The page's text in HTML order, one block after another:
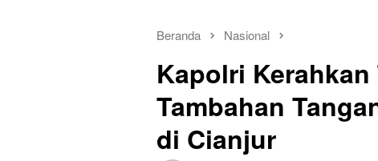
Beranda Nasional
Kapolri
Tambahan
di Cianjur